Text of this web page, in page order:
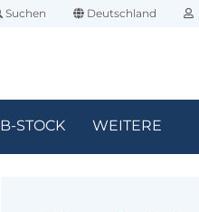
Suchen Deutschland
B-STOCK WEITERE